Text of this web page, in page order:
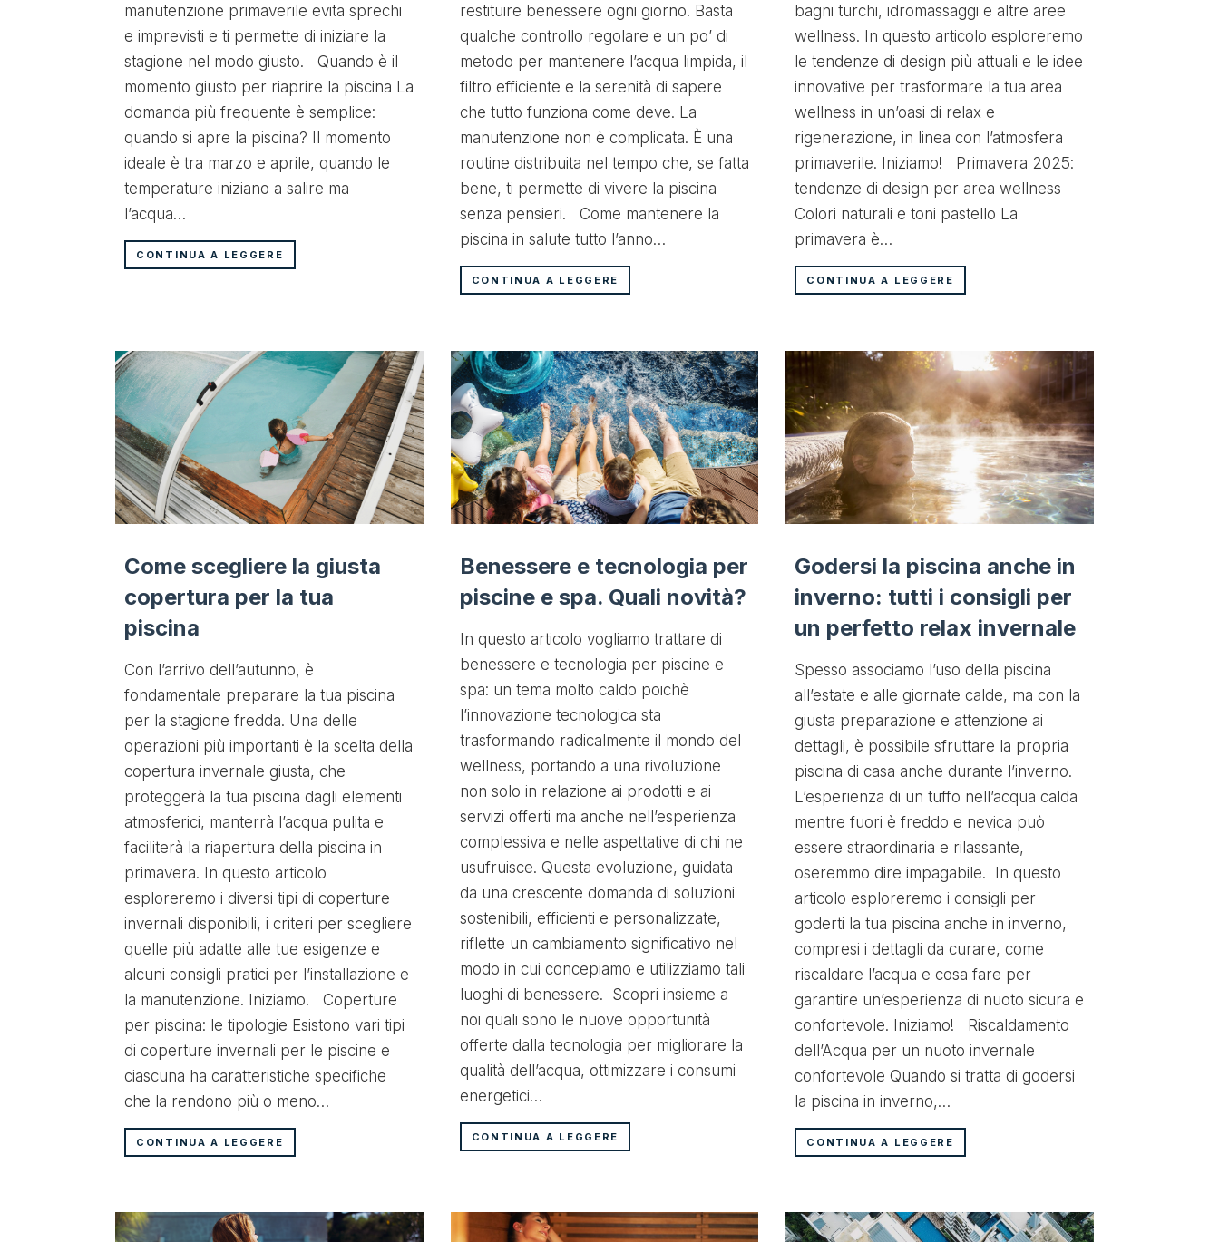
manutenzione primaverile evita sprechi
e imprevisti e ti permette di iniziare la
stagione nel modo giusto. Quando è il
momento giusto per riaprire la piscina La
domanda più frequente è semplice:
quando si apre la piscina? Il momento
ideale è tra marzo e aprile, quando le
temperature iniziano a salire ma
l’acqua…
CONTINUA A LEGGERE
restituire benessere ogni giorno. Basta
qualche controllo regolare e un po’ di
metodo per mantenere l’acqua limpida, il
filtro efficiente e la serenità di sapere
che tutto funziona come deve. La
manutenzione non è complicata. È una
routine distribuita nel tempo che, se fatta
bene, ti permette di vivere la piscina
senza pensieri. Come mantenere la
piscina in salute tutto l’anno…
CONTINUA A LEGGERE
bagni turchi, idromassaggi e altre aree
wellness. In questo articolo esploreremo
le tendenze di design più attuali e le idee
innovative per trasformare la tua area
wellness in un’oasi di relax e
rigenerazione, in linea con l’atmosfera
primaverile. Iniziamo! Primavera 2025:
tendenze di design per area wellness
Colori naturali e toni pastello La
primavera è…
CONTINUA A LEGGERE
Come scegliere la giusta
copertura per la tua
piscina
Con l’arrivo dell’autunno, è
fondamentale preparare la tua piscina
per la stagione fredda. Una delle
operazioni più importanti è la scelta della
copertura invernale giusta, che
proteggerà la tua piscina dagli elementi
atmosferici, manterrà l’acqua pulita e
faciliterà la riapertura della piscina in
primavera. In questo articolo
esploreremo i diversi tipi di coperture
invernali disponibili, i criteri per scegliere
quelle più adatte alle tue esigenze e
alcuni consigli pratici per l’installazione e
la manutenzione. Iniziamo! Coperture
per piscina: le tipologie Esistono vari tipi
di coperture invernali per le piscine e
ciascuna ha caratteristiche specifiche
che la rendono più o meno…
CONTINUA A LEGGERE
Benessere e tecnologia per
piscine e spa. Quali novità?
In questo articolo vogliamo trattare di
benessere e tecnologia per piscine e
spa: un tema molto caldo poichè
l’innovazione tecnologica sta
trasformando radicalmente il mondo del
wellness, portando a una rivoluzione
non solo in relazione ai prodotti e ai
servizi offerti ma anche nell’esperienza
complessiva e nelle aspettative di chi ne
usufruisce. Questa evoluzione, guidata
da una crescente domanda di soluzioni
sostenibili, efficienti e personalizzate,
riflette un cambiamento significativo nel
modo in cui concepiamo e utilizziamo tali
luoghi di benessere. Scopri insieme a
noi quali sono le nuove opportunità
offerte dalla tecnologia per migliorare la
qualità dell’acqua, ottimizzare i consumi
energetici…
CONTINUA A LEGGERE
Godersi la piscina anche in
inverno: tutti i consigli per
un perfetto relax invernale
Spesso associamo l’uso della piscina
all’estate e alle giornate calde, ma con la
giusta preparazione e attenzione ai
dettagli, è possibile sfruttare la propria
piscina di casa anche durante l’inverno.
L’esperienza di un tuffo nell’acqua calda
mentre fuori è freddo e nevica può
essere straordinaria e rilassante,
oseremmo dire impagabile. In questo
articolo esploreremo i consigli per
goderti la tua piscina anche in inverno,
compresi i dettagli da curare, come
riscaldare l’acqua e cosa fare per
garantire un’esperienza di nuoto sicura e
confortevole. Iniziamo! Riscaldamento
dell’Acqua per un nuoto invernale
confortevole Quando si tratta di godersi
la piscina in inverno,…
CONTINUA A LEGGERE